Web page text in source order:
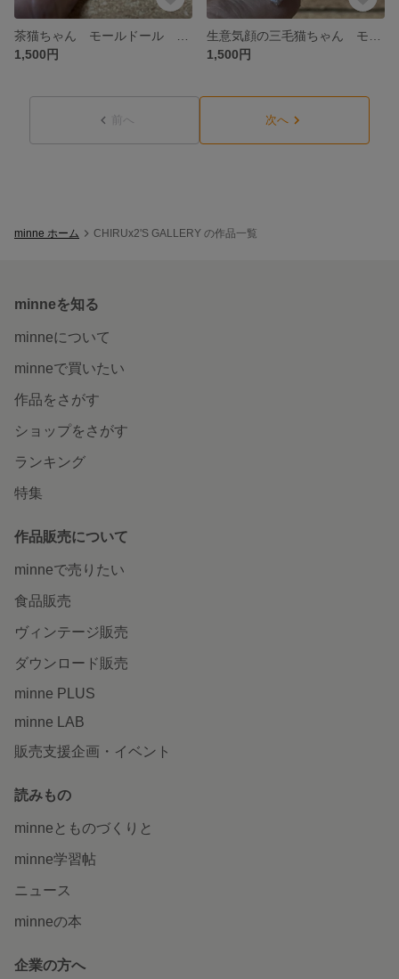
1,500円
1,500円
前へ 次へ
minne ホーム CHIRUx2'S GALLERY の作品一覧
minneを知る
minneについて
minneで買いたい
作品をさがす
ショップをさがす
ランキング
特集
作品販売について
minneで売りたい
食品販売
ヴィンテージ販売
ダウンロード販売
minne PLUS
minne LAB
販売支援企画・イベント
読みもの
minneとものづくりと
minne学習帖
ニュース
minneの本
企業の方へ